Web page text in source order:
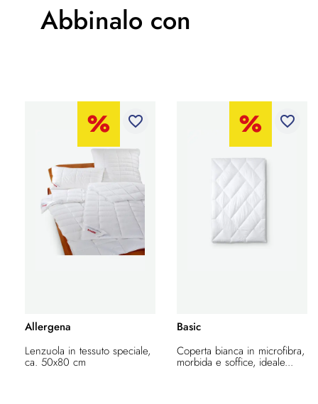
Abbinalo con
favorite_border
Allergena
Lenzuola in tessuto speciale,
ca. 50x80 cm
favorite_border
Basic
Coperta bianca in microfibra,
morbida e soffice, ideale...